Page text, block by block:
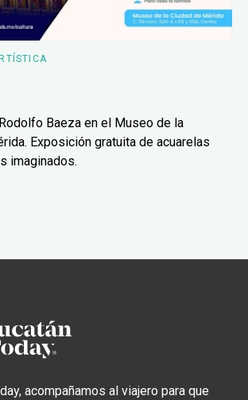
Baeza en el Museo de la
Exposición gratuita de acuarelas
imaginados.
acompañamos al viajero para que